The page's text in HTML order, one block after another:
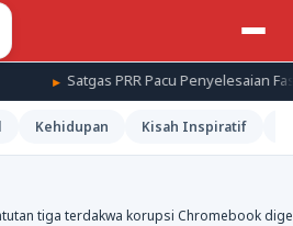
Satgas PRR Pacu Penyelesaian Fasilitas
Kehidupan Kisah Inspiratif
tiga terdakwa korupsi Chromebook